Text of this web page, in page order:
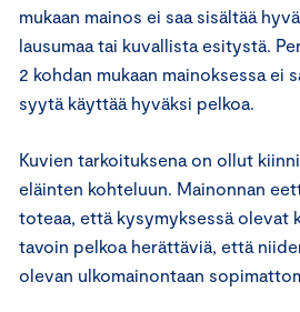
mukaan mainos ei saa sisältää
lausumaa tai kuvallista esitystä.
2 kohdan mukaan mainoksessa ei
syytä käyttää hyväksi pelkoa.
Kuvien tarkoituksena on ollut
eläinten kohteluun. Mainonnan
toteaa, että kysymyksessä olevat
tavoin pelkoa herättäviä, että
olevan ulkomainontaan